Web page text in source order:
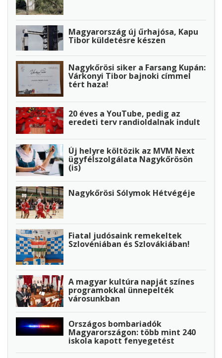
Magyarország új űrhajósa, Kapu
Tibor küldetésre készen
Nagykőrösi siker a Farsang Kupán:
Várkonyi Tibor bajnoki címmel
tért haza!
20 éves a YouTube, pedig az
eredeti terv randioldalnak indult
Új helyre költözik az MVM Next
ügyfélszolgálata Nagykőrösön
(is)
Nagykőrösi Sólymok Hétvégéje
Fiatal judósaink remekeltek
Szlovéniában és Szlovákiában!
A magyar kultúra napját színes
programokkal ünnepelték
városunkban
Országos bombariadók
Magyarországon: több mint 240
iskola kapott fenyegetést